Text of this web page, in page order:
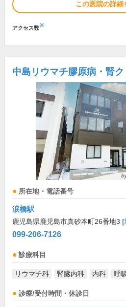
この医院の詳細
アクセス数※
中島リウマチ膠原病・腎ク
所在地・電話番号
涙橋駅
鹿児島県鹿児島市真砂本町26番地3 [
099-206-7126
診療科目
リウマチ科 腎臓内科 内科 呼
診療/受付時間・休診日